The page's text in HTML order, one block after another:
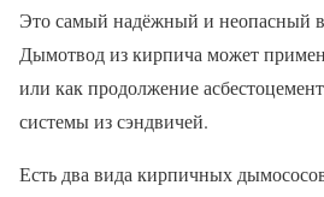
Это самый надёжный и неопасный
Дымотвод из кирпича может
или как продолжение
системы из сэндвичей.
Есть два вида кирпичных